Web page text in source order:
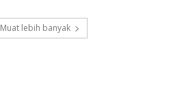
Muat lebih banyak